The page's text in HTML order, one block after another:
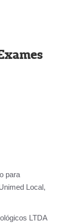
para
Local,
LTDA